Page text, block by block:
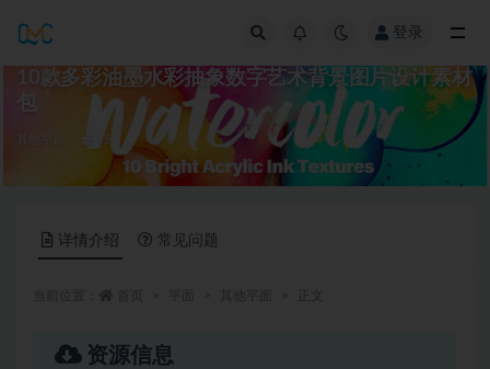
登录
10款多彩油墨水彩抽象数字艺术背景图片设计素材
15
详情介绍 常见问题
资源信息